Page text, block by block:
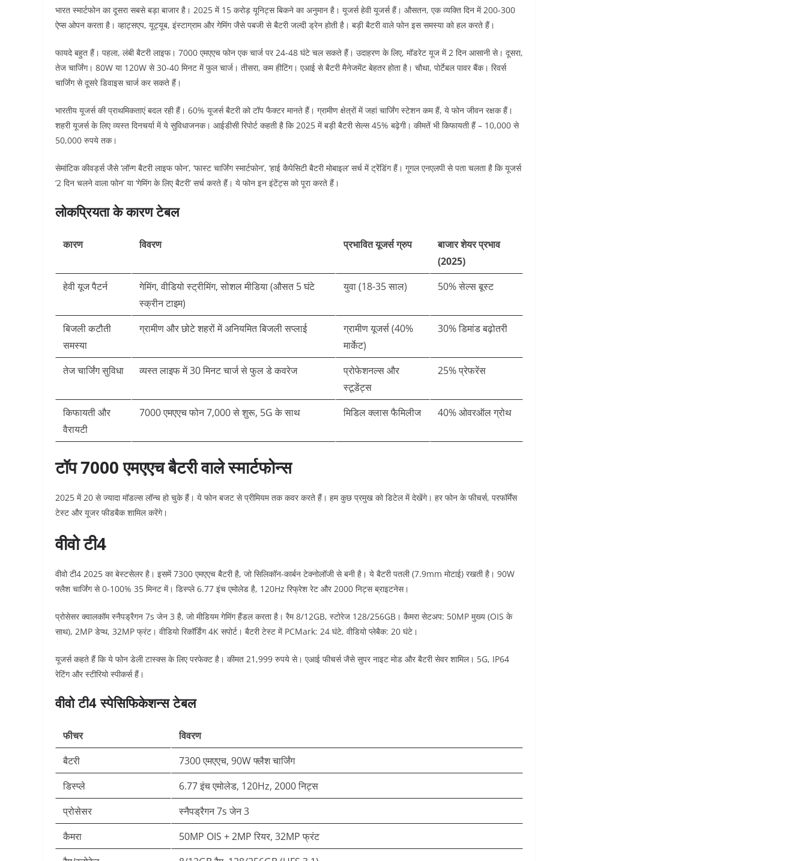
भारत स्मार्टफोन का दूसरा सबसे बड़ा बाजार है। 2025 में 15 करोड़ यूनिट्स बिकने का अनुमान है। यूजर्स हेवी यूजर्स हैं। औसतन, एक व्यक्ति दिन में 200-300
ऐप्स ओपन करता है। व्हाट्सएप, यूट्यूब, इंस्टाग्राम और गेमिंग जैसे पबजी से बैटरी जल्दी ड्रेन होती है। बड़ी बैटरी वाले फोन इस समस्या को हल करते हैं।​​
फायदे बहुत हैं। पहला, लंबी बैटरी लाइफ। 7000 एमएएच फोन एक चार्ज पर 24-48 घंटे चल सकते हैं। उदाहरण के लिए, मॉडरेट यूज में 2 दिन आसानी से। दूसरा,
तेज चार्जिंग। 80W या 120W से 30-40 मिनट में फुल चार्ज। तीसरा, कम हीटिंग। एआई से बैटरी मैनेजमेंट बेहतर होता है। चौथा, पोर्टेबल पावर बैंक। रिवर्स
चार्जिंग से दूसरे डिवाइस चार्ज कर सकते हैं।​
भारतीय यूजर्स की प्राथमिकताएं बदल रही हैं। 60% यूजर्स बैटरी को टॉप फैक्टर मानते हैं। ग्रामीण क्षेत्रों में जहां चार्जिंग स्टेशन कम हैं, ये फोन जीवन रक्षक हैं।
शहरी यूजर्स के लिए व्यस्त दिनचर्या में ये सुविधाजनक। आईडीसी रिपोर्ट कहती है कि 2025 में बड़ी बैटरी सेल्स 45% बढ़ेगी। कीमतें भी किफायती हैं – 10,000 से
50,000 रुपये तक।​
सेमांटिक कीवर्ड्स जैसे ‘लॉन्ग बैटरी लाइफ फोन’, ‘फास्ट चार्जिंग स्मार्टफोन’, ‘हाई कैपेसिटी बैटरी मोबाइल’ सर्च में ट्रेंडिंग हैं। गूगल एनएलपी से पता चलता है कि यूजर्स
‘2 दिन चलने वाला फोन’ या ‘गेमिंग के लिए बैटरी’ सर्च करते हैं। ये फोन इन इंटेंट्स को पूरा करते हैं।​​
लोकप्रियता के कारण टेबल
कारण विवरण प्रभावित यूजर्स ग्रुप
बाजार शेयर प्रभाव
(2025)
हेवी यूज पैटर्न
गेमिंग, वीडियो स्ट्रीमिंग, सोशल मीडिया (औसत 5 घंटे
स्क्रीन टाइम)
युवा (18-35 साल) 50% सेल्स बूस्ट
बिजली कटौती
समस्या
ग्रामीण और छोटे शहरों में अनियमित बिजली सप्लाई
ग्रामीण यूजर्स (40%
मार्केट)
30% डिमांड बढ़ोतरी
तेज चार्जिंग सुविधा व्यस्त लाइफ में 30 मिनट चार्ज से फुल डे कवरेज
प्रोफेशनल्स और
स्टूडेंट्स
25% प्रेफरेंस
किफायती और
वैरायटी
7000 एमएएच फोन 7,000 से शुरू, 5G के साथ मिडिल क्लास फैमिलीज 40% ओवरऑल ग्रोथ ​
टॉप 7000 एमएएच बैटरी वाले स्मार्टफोन्स
2025 में 20 से ज्यादा मॉडल्स लॉन्च हो चुके हैं। ये फोन बजट से प्रीमियम तक कवर करते हैं। हम कुछ प्रमुख को डिटेल में देखेंगे। हर फोन के फीचर्स, परफॉर्मेंस
टेस्ट और यूजर फीडबैक शामिल करेंगे।​
वीवो टी4
वीवो टी4 2025 का बेस्टसेलर है। इसमें 7300 एमएएच बैटरी है, जो सिलिकॉन-कार्बन टेक्नोलॉजी से बनी है। ये बैटरी पतली (7.9mm मोटाई) रखती है। 90W
फ्लैश चार्जिंग से 0-100% 35 मिनट में। डिस्प्ले 6.77 इंच एमोलेड है, 120Hz रिफ्रेश रेट और 2000 निट्स ब्राइटनेस।​​
प्रोसेसर क्वालकॉम स्नैपड्रैगन 7s जेन 3 है, जो मीडियम गेमिंग हैंडल करता है। रैम 8/12GB, स्टोरेज 128/256GB। कैमरा सेटअप: 50MP मुख्य (OIS के
साथ), 2MP डेप्थ, 32MP फ्रंट। वीडियो रिकॉर्डिंग 4K सपोर्ट। बैटरी टेस्ट में PCMark: 24 घंटे, वीडियो प्लेबैक: 20 घंटे।​
यूजर्स कहते हैं कि ये फोन डेली टास्क्स के लिए परफेक्ट है। कीमत 21,999 रुपये से। एआई फीचर्स जैसे सुपर नाइट मोड और बैटरी सेवर शामिल। 5G, IP64
रेटिंग और स्टीरियो स्पीकर्स हैं।​​
वीवो टी4 स्पेसिफिकेशन्स टेबल
फीचर
विवरण
बैटरी
7300 एमएएच, 90W फ्लैश चार्जिंग
डिस्प्ले
6.77 इंच एमोलेड, 120Hz, 2000 निट्स
प्रोसेसर
स्नैपड्रैगन 7s जेन 3
कैमरा
50MP OIS + 2MP रियर, 32MP फ्रंट